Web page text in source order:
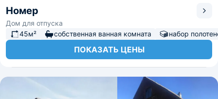
Номер
Дом для отпуска
45м²
собственная ванная комната набор
ПОКАЗАТЬ ЦЕНЫ